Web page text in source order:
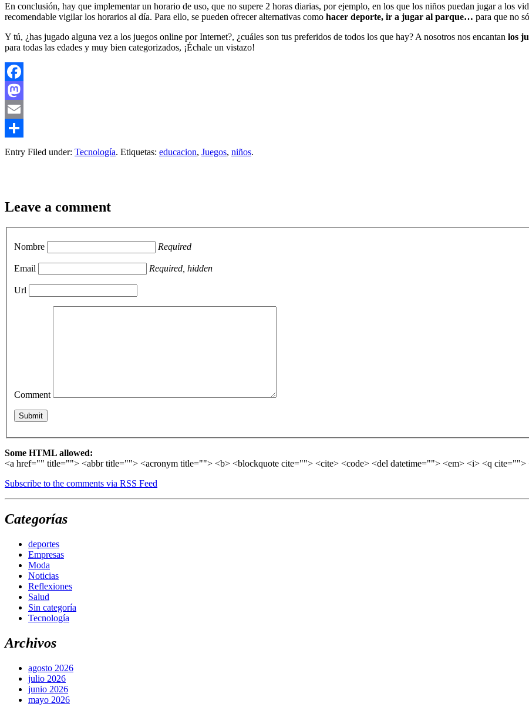
En conclusión, hay que implementar un horario de uso, que no supere 2 horas diarias, por ejemplo, en los que los niños puedan jugar a los
recomendable vigilar los horarios al día. Para ello, se pueden ofrecer alternativas como hacer deporte, ir a jugar al parque… para que no
Y tú, ¿has jugado alguna vez a los juegos online por Internet?, ¿cuáles son tus preferidos de todos los que hay? A nosotros nos encantan los
para todas las edades y muy bien categorizados, ¡Échale un vistazo!
Facebook
Mastodon
Email
Compartir
Entry Filed under: Tecnología. Etiquetas: educacion, Juegos, niños.
Leave a comment
Nombre Required
Email Required, hidden
Url
Comment
Some HTML allowed:
<a href="" title=""> <abbr title=""> <acronym title=""> <b> <blockquote cite=""> <cite> <code> <del datetime=""> <em> <i> <q cite="">
Subscribe to the comments via RSS Feed
Categorías
deportes
Empresas
Moda
Noticias
Reflexiones
Salud
Sin categoría
Tecnología
Archivos
agosto 2026
julio 2026
junio 2026
mayo 2026